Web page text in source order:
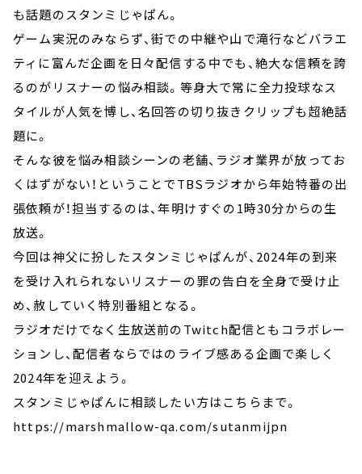
も話題のスタンミじゃぱん。
ゲーム実況のみならず、街での中継や山で滝行などバラエ
ティに富んだ企画を日々配信する中でも、絶大な信頼を誇
るのがリスナーの悩み相談。等身大で常に全力投球なス
タイルが人気を博し、名回答の切り抜きクリップも超絶話
題に。
そんな彼を悩み相談シーンの老舗、ラジオ業界が放ってお
くはずがない！ということでTBSラジオから年始特番の出
張依頼が！担当するのは、年明けすぐの1時30分からの生
放送。
今回は神父に扮したスタンミじゃぱんが、2024年の到来
を受け入れられないリスナーの罪の告白を全身で受け止
め、赦していく特別番組となる。
ラジオだけでなく生放送前のTwitch配信ともコラボレー
ションし、配信者ならではのライブ感ある企画で楽しく
2024年を迎えよう。
スタンミじゃぱんに相談したい方はこちらまで。
https://marshmallow-qa.com/sutanmijpn